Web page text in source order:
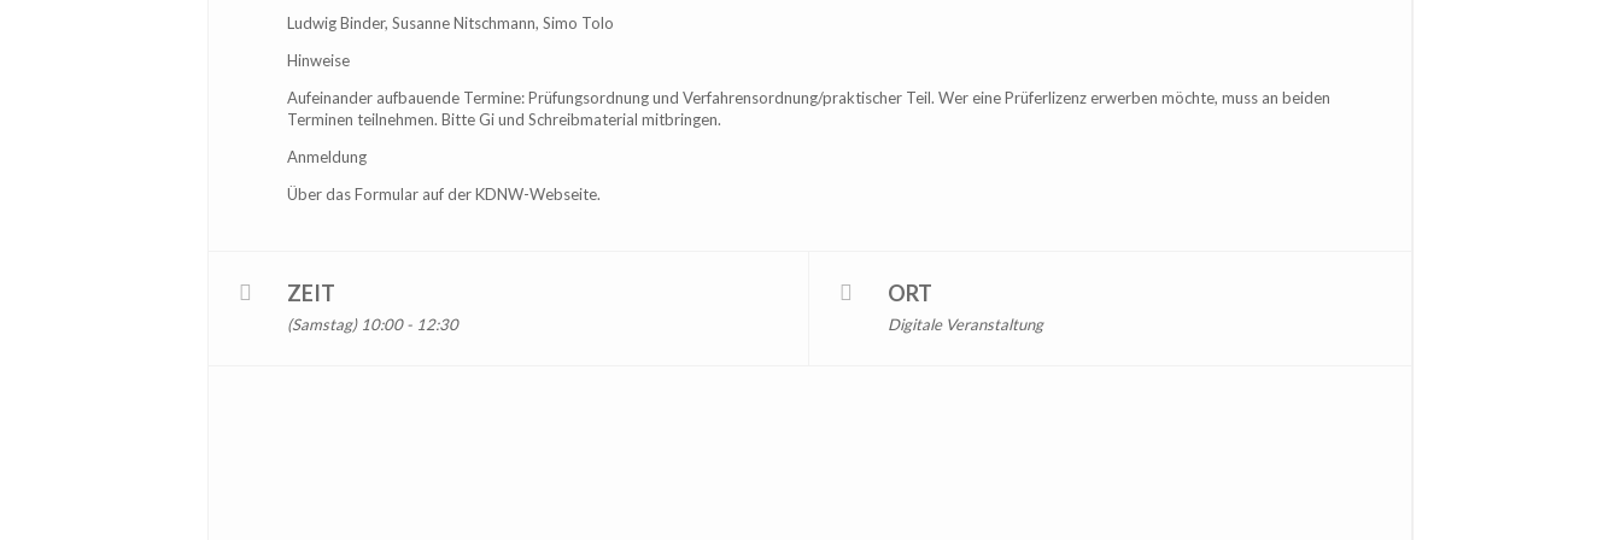
Ludwig Binder, Susanne Nitschmann, Simo Tolo
Hinweise
Aufeinander aufbauende Termine: Prüfungsordnung und Verfahrensordnung/praktischer Teil. Wer eine Prüferlizenz erwerben möchte, muss an beiden
Terminen teilnehmen. Bitte Gi und Schreibmaterial mitbringen.
Anmeldung
Über das Formular auf der KDNW-Webseite.
ZEIT
(Samstag) 10:00 - 12:30
ORT
Digitale Veranstaltung